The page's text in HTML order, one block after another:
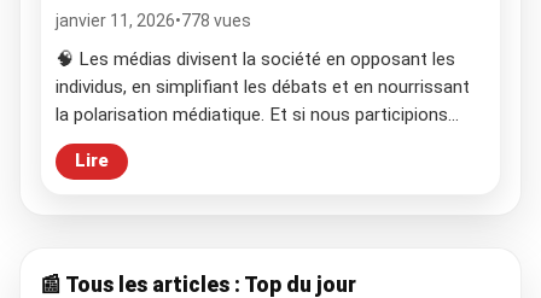
janvier 11, 2026•778 vues
🧠 Les médias divisent la société en opposant les
individus, en simplifiant les débats et en nourrissant
la polarisation médiatique. Et si nous participions
tous, sans le vouloir, à cette mécanique ? 🔥
Pourquoi les médias divisent la société Jamais
Lire
📰 Tous les articles : Top du jour